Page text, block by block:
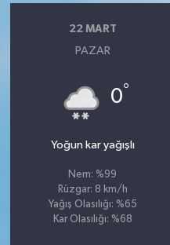
22 MART
PAZAR
0°
Yoğun kar yağışlı
Nem: %99
Rüzgar: 8 km/h
Yağış Olasılığı: %65
Kar Olasılığı: %68